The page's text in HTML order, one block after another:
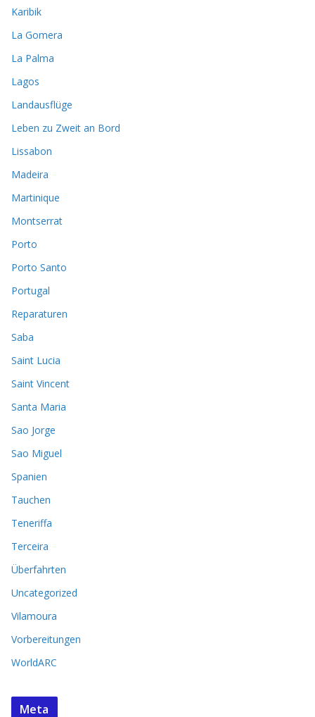
Karibik
La Gomera
La Palma
Lagos
Landausflüge
Leben zu Zweit an Bord
Lissabon
Madeira
Martinique
Montserrat
Porto
Porto Santo
Portugal
Reparaturen
Saba
Saint Lucia
Saint Vincent
Santa Maria
Sao Jorge
Sao Miguel
Spanien
Tauchen
Teneriffa
Terceira
Überfahrten
Uncategorized
Vilamoura
Vorbereitungen
WorldARC
Meta